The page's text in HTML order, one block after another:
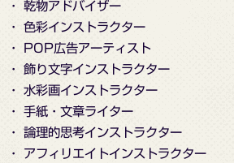
・ 乾物アドバイザー
・ 色彩インストラクター
・ POP広告アーティスト
・ 飾り文字インストラクター
・ 水彩画インストラクター
・ 手紙・文章ライター
・ 論理的思考インストラクター
・ アフィリエイトインストラクター